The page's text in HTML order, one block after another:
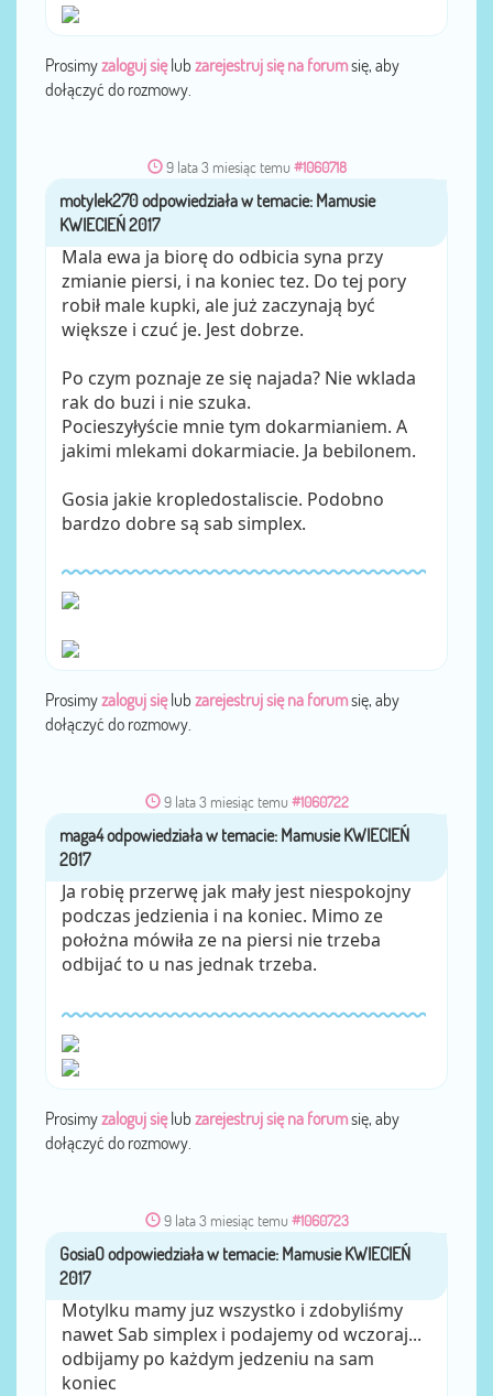
Prosimyzaloguj sięlub zarejestruj się na forumsię, aby
dołączyć do rozmowy.
9 lata 3 miesiąc temu #1060718
przezmotylek270
Mala ewa ja biorę do odbicia syna przy
zmianie piersi, i na koniec tez. Do tej pory
robił male kupki, ale już zaczynają być
większe i czuć je. Jest dobrze.
Po czym poznaje ze się najada? Nie wklada
rak do buzi i nie szuka.
Pocieszyłyście mnie tym dokarmianiem. A
jakimi mlekami dokarmiacie. Ja bebilonem.
Gosia jakie kropledostaliscie. Podobno
bardzo dobre są sab simplex.
Prosimyzaloguj sięlub zarejestruj się na forumsię, aby
dołączyć do rozmowy.
9 lata 3 miesiąc temu #1060722
przezmaga4
Ja robię przerwę jak mały jest niespokojny
podczas jedzienia i na koniec. Mimo ze
położna mówiła ze na piersi nie trzeba
odbijać to u nas jednak trzeba.
Prosimyzaloguj sięlub zarejestruj się na forumsię, aby
dołączyć do rozmowy.
9 lata 3 miesiąc temu #1060723
przezGosiaO
Motylku mamy juz wszystko i zdobyliśmy
nawet Sab simplex i podajemy od wczoraj...
odbijamy po każdym jedzeniu na sam
koniec